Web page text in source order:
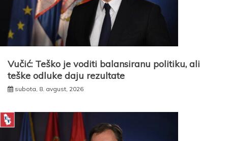
Vučić: Teško je voditi balansiranu politiku, ali
teške odluke daju rezultate
subota, 8. avgust, 2026